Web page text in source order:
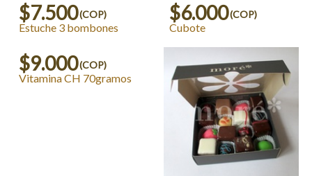
$7.500(COP)
Estuche 3 bombones
$6.000(COP)
Cubote
$9.000(COP)
Vitamina CH 70gramos